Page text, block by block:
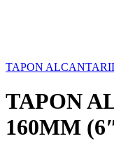
TAPON
TAPON
160MM